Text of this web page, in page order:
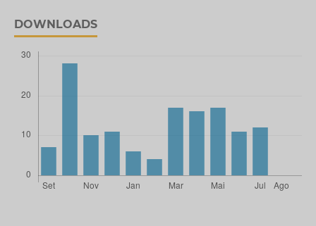
DOWNLOADS